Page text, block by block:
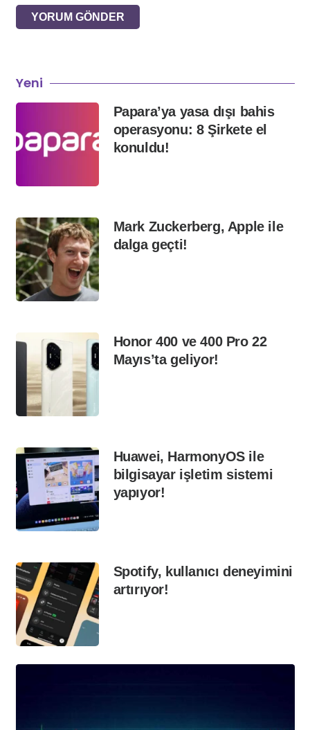
YORUM GÖNDER
Yeni
Papara’ya yasa dışı bahis
operasyonu: 8 Şirkete el
konuldu!
Mark Zuckerberg, Apple ile
dalga geçti!
Honor 400 ve 400 Pro 22
Mayıs’ta geliyor!
Huawei, HarmonyOS ile
bilgisayar işletim sistemi
yapıyor!
Spotify, kullanıcı deneyimini
artırıyor!